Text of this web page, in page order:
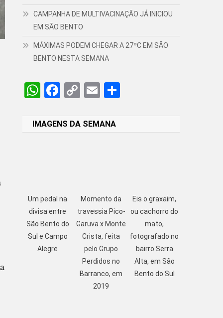
CAMPANHA DE MULTIVACINAÇÃO JÁ INICIOU
EM SÃO BENTO
MÁXIMAS PODEM CHEGAR A 27ºC EM SÃO
BENTO NESTA SEMANA
WhatsApp
Facebook
CopyEmail
IMAGENS DA SEMANA
Um pedal na
divisa entre
São Bento do
Sul e Campo
Alegre
Momento da
travessia Pico-
Garuva x Monte
Crista, feita
pelo Grupo
Perdidos no
Barranco, em
2019
Eis o graxaim,
ou cachorro do
mato,
fotografado no
bairro Serra
Alta, em São
Bento do Sul